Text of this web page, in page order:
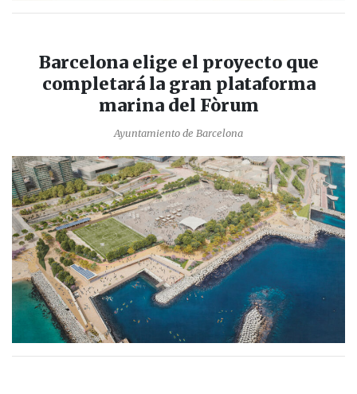
Barcelona elige el proyecto que
completará la gran plataforma
marina del Fòrum
Ayuntamiento de Barcelona